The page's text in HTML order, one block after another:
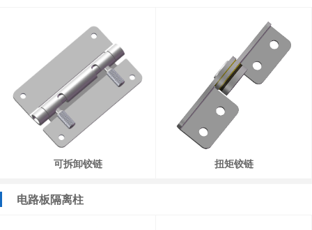
可拆卸铰链 扭矩铰链
电路板隔离柱